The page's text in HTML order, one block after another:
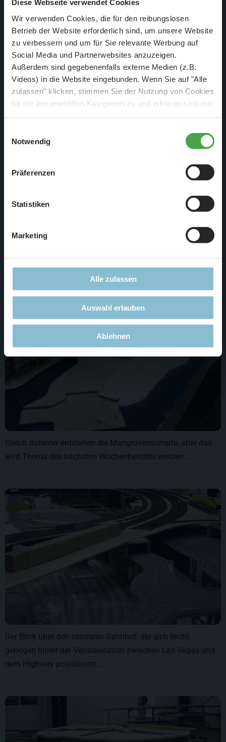
Diese Webseite verwendet Cookies
Wir verwenden Cookies, die für den reibungslosen
Betrieb der Website erforderlich sind, um unsere Website
zu verbessern und um für Sie relevante Werbung auf
Social Media und Partnerwebsites anzuzeigen.
Außerdem sind gegebenenfalls externe Medien (z.B.
Videos) in die Website eingebunden. Wenn Sie auf "Alle
zulassen" klicken, stimmen Sie der Nutzung von Cookies
für die ausgewählten Kategorien zu und erklären sich mit
diese Einstellungen jederzeit über die Schaltfläche
zustimmen, beschränken wir uns auf die technisch
notwendigen Cookies. Weitere Informationen finden Sie in
Notwendig
Präferenzen
Statistiken
Marketing
Alle zulassen
Auswahl erlauben
Ablehnen
Immer wieder fährt Gerrit die Strecken ab und malt die
Markierungen dann passend auf die Strasse.
Gleich dahinter entstehen die Mangrovensümpfe, aber das
wird Thema des nächsten Wochenberichts werden...
Der Blick über den zentralen Bahnhof, der sich leicht
gebogen hinter der Verladestation zwischen Las Vegas und
dem Highway positioniert...